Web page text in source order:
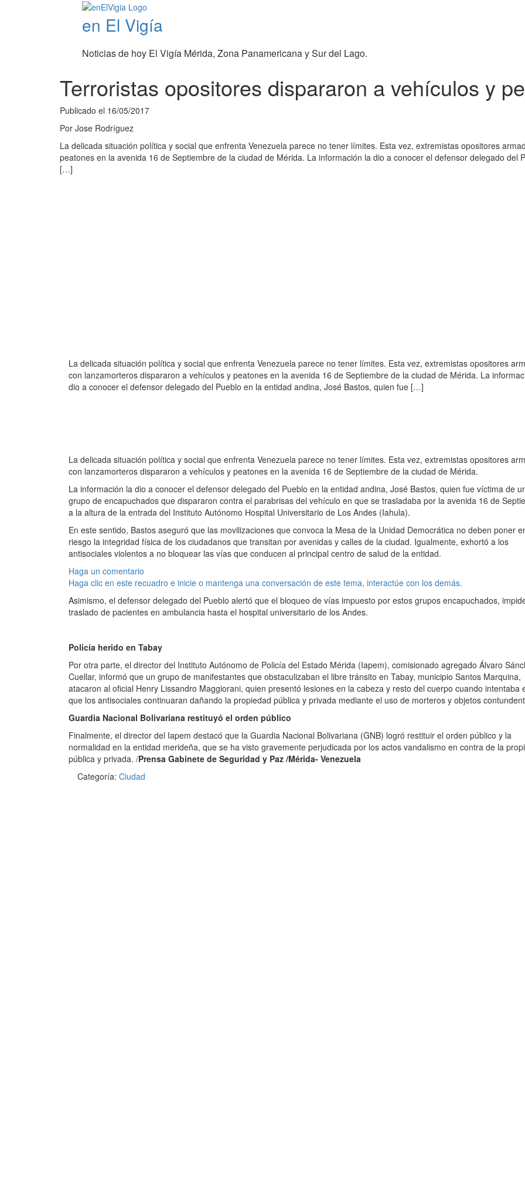
en El Vigía
Noticias de hoy El Vigía Mérida, Zona Panamericana y Sur del Lago.
Terroristas opositores dispararon a vehículos y
Publicado el 16/05/2017
Por Jose Rodríguez
La delicada situación política y social que enfrenta Venezuela parece no tener límites. Esta vez, extremistas opositores
peatones en la avenida 16 de Septiembre de la ciudad de Mérida. La información la dio a conocer el defensor delegado del
[…]
La delicada situación política y social que enfrenta Venezuela parece no tener límites. Esta vez, extremistas opositores
con lanzamorteros dispararon a vehículos y peatones en la avenida 16 de Septiembre de la ciudad de Mérida. La
dio a conocer el defensor delegado del Pueblo en la entidad andina, José Bastos, quien fue […]
La delicada situación política y social que enfrenta Venezuela parece no tener límites. Esta vez, extremistas opositores
con lanzamorteros dispararon a vehículos y peatones en la avenida 16 de Septiembre de la ciudad de Mérida.
La información la dio a conocer el defensor delegado del Pueblo en la entidad andina, José Bastos, quien fue víctima de
grupo de encapuchados que dispararon contra el parabrisas del vehículo en que se trasladaba por la avenida 16 de
a la altura de la entrada del Instituto Autónomo Hospital Universitario de Los Andes (Iahula).
En este sentido, Bastos aseguró que las movilizaciones que convoca la Mesa de la Unidad Democrática no deben poner
riesgo la integridad física de los ciudadanos que transitan por avenidas y calles de la ciudad. Igualmente, exhortó a los
antisociales violentos a no bloquear las vías que conducen al principal centro de salud de la entidad.
Haga un comentario
Haga clic en este recuadro e inicie o mantenga una conversación de este tema, interactúe con los demás.
Asimismo, el defensor delegado del Pueblo alertó que el bloqueo de vías impuesto por estos grupos encapuchados,
traslado de pacientes en ambulancia hasta el hospital universitario de los Andes.
Policía herido en Tabay
Por otra parte, el director del Instituto Autónomo de Policía del Estado Mérida (Iapem), comisionado agregado Álvaro
Cuellar, informó que un grupo de manifestantes que obstaculizaban el libre tránsito en Tabay, municipio Santos Marquina,
atacaron al oficial Henry Lissandro Maggiorani, quien presentó lesiones en la cabeza y resto del cuerpo cuando intentaba
que los antisociales continuaran dañando la propiedad pública y privada mediante el uso de morteros y objetos
Guardia Nacional Bolivariana restituyó el orden público
Finalmente, el director del Iapem destacó que la Guardia Nacional Bolivariana (GNB) logró restituir el orden público y la
normalidad en la entidad merideña, que se ha visto gravemente perjudicada por los actos vandalismo en contra de la
pública y privada. /Prensa Gabinete de Seguridad y Paz /Mérida- Venezuela
Categoría: Ciudad